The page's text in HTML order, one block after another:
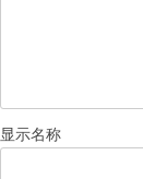
显示名称